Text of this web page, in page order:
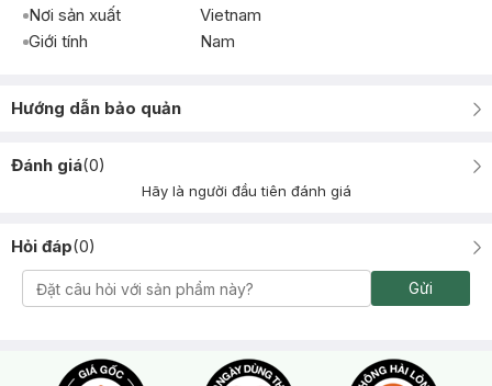
Nơi sản xuất
Vietnam
Giới tính
Nam
Hướng dẫn bảo quản
Đánh giá(0)
Hãy là người đầu tiên đánh giá
Hỏi đáp(0)
Gửi